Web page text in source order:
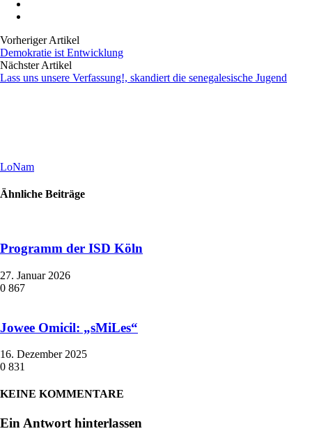
Vorheriger Artikel
Demokratie ist Entwicklung
Nächster Artikel
Lass uns unsere Verfassung!, skandiert die senegalesische Jugend
LoNam
Ähnliche Beiträge
Programm der ISD Köln
27. Januar 2026
0 867
Jowee Omicil: „sMiLes“
16. Dezember 2025
0 831
KEINE KOMMENTARE
Ein Antwort hinterlassen